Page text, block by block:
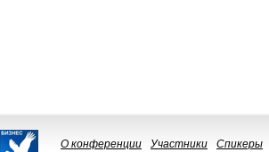
О конференции Участники Спикеры